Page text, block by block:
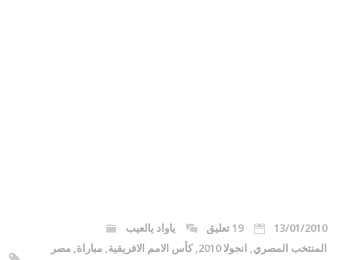
13/01/2010 19 تعليق
ياواد يالعيب
المنتخب المصري, انجولا 2010 ,كأس الامم الافريقية,مباراة,مصر